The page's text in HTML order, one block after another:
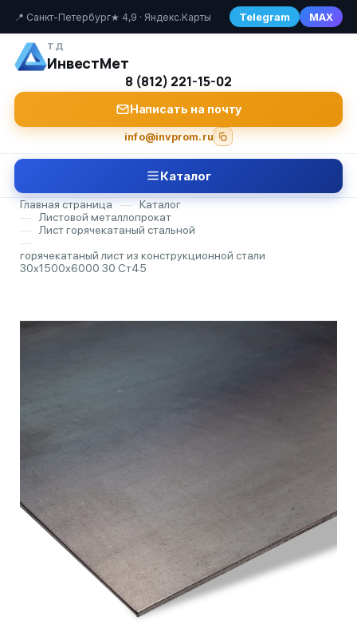
📍 Санкт-Петербург★ 4,9 · Яндекс.Карты Telegram MAX
ТД
ИнвестМет
8 (812) 221-15-02
Написать на почту
info@invprom.ru
Каталог
Главная страница —
Каталог
—
Листовой металлопрокат
—
Лист горячекатаный стальной
—
горячекатаный лист из конструкционной стали
30х1500х6000 30 Ст45